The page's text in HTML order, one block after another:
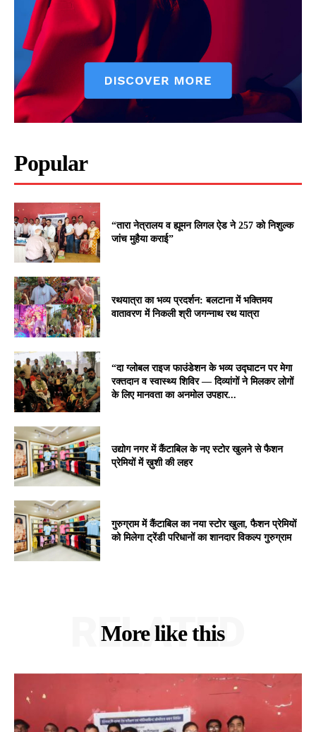
Popular
“तारा नेत्रालय व ह्यूमन लिगल ऐड ने 257 को निशुल्क
जांच मुहैया कराई”
रथयात्रा का भव्य प्रदर्शन: बलटाना में भक्तिमय
वातावरण में निकली श्री जगन्नाथ रथ यात्रा
“दा ग्लोबल राइज फाउंडेशन के भव्य उद्घाटन पर मेगा
रक्तदान व स्वास्थ्य शिविर — दिव्यांगों ने मिलकर लोगों
के लिए मानवता का अनमोल उपहार...
उद्योग नगर में कैंटाबिल के नए स्टोर खुलने से फैशन
प्रेमियों में ख़ुशी की लहर
गुरुग्राम में कैंटाबिल का नया स्टोर खुला, फैशन प्रेमियों
को मिलेगा ट्रेंडी परिधानों का शानदार विकल्प गुरुग्राम
More like this
RELATED